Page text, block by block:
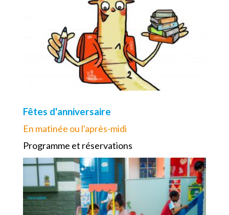
Fêtes d'anniversaire
En matinée ou l'après-midi
Programme et réservations